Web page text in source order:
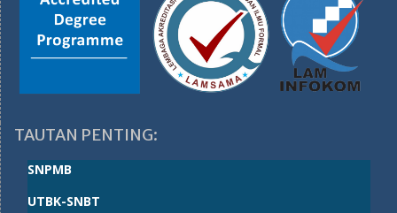
TAUTAN PENTING:
SNPMB
UTBK-SNBT